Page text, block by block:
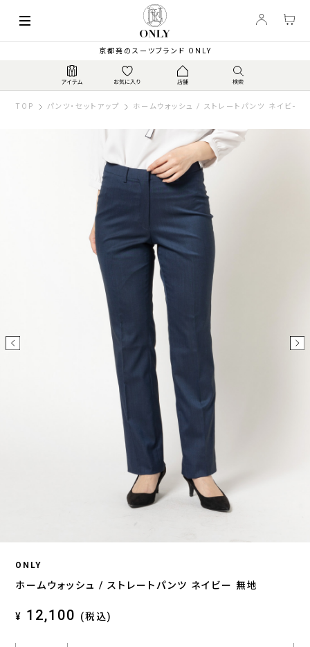
京都発のスーツブランド ONLY
TOP パンツ・セットアップ ホームウォッシュ / ストレートパンツ ネイビー
ONLY
ホームウォッシュ / ストレートパンツ ネイビー 無地
¥ 12,100 (税込)